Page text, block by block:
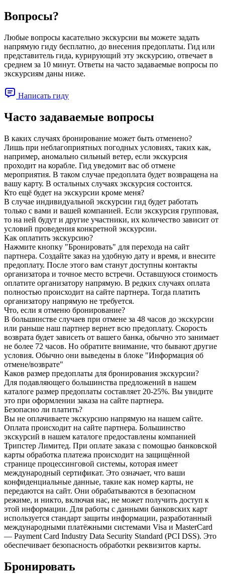
Вопросы?
Любые вопросы касательно экскурсии вы можете задать
напрямую гиду бесплатно, до внесения предоплаты. Гид или
представитель гида, курирующий эту экскурсию, отвечает в
среднем за 10 минут. Ответы на часто задаваемые вопросы по
экскурсиям даны ниже.
Написать гиду
Часто задаваемые вопросы
В каких случаях бронирование может быть отменено?
Лишь при неблагоприятных погодных условиях, таких как,
например, аномально сильный ветер, если экскурсия
проходит на корабле. Гид уведомит вас об отмене
мероприятия. В таком случае предоплата будет возвращена на
вашу карту. В остальных случаях экскурсия состоится.
Кто ещё будет на экскурсии кроме меня?
В случае индивидуальной экскурсии гид будет работать
только с вами и вашей компанией. Если экскурсия групповая,
то на ней будут и другие участники, их количество зависит от
условий проведения конкретной экскурсии.
Как оплатить экскурсию?
Нажмите кнопку "Бронировать" для перехода на сайт
партнера. Создайте заказ на удобную дату и время, и внесите
предоплату. После этого вам станут доступны контакты
организатора и точное место встречи. Оставшуюся стоимость
оплатите организатору напрямую. В редких случаях оплата
полностью происходит на сайте партнера. Тогда платить
организатору напрямую не требуется.
Что, если я отменю бронирование?
В большинстве случаев при отмене за 48 часов до экскурсии
или раньше наш партнер вернет всю предоплату. Скорость
возврата будет зависеть от вашего банка, обычно это занимает
не более 72 часов. Но обратите внимание, что бывают другие
условия. Обычно они выведены в блоке "Информация об
отмене/возврате"
Каков размер предоплаты для бронирования экскурсии?
Для подавляющего большинства предложений в нашем
каталоге размер предоплаты составляет 20-25%. Вы увидите
это при оформлении заказа на сайте партнера.
Безопасно ли платить?
Вы не оплачиваете экскурсию напрямую на нашем сайте.
Оплата происходит на сайте партнера. Большинство
экскурсий в нашем каталоге предоставлены компанией
Трипстер Лимитед. При оплате заказа с помощью банковской
карты обработка платежа происходит на защищённой
странице процессинговой системы, которая имеет
международный сертификат. Это означает, что ваши
конфиденциальные данные, такие как номер карты, не
передаются на сайт. Они обрабатываются в безопасном
режиме, и никто, включая нас, не может получить доступ к
этой информации. Для работы с данными банковских карт
используется стандарт защиты информации, разработанный
международными платёжными системами Visa и MasterCard
— Payment Card Industry Data Security Standard (PCI DSS). Это
обеспечивает безопасность обработки реквизитов карты.
Бронировать